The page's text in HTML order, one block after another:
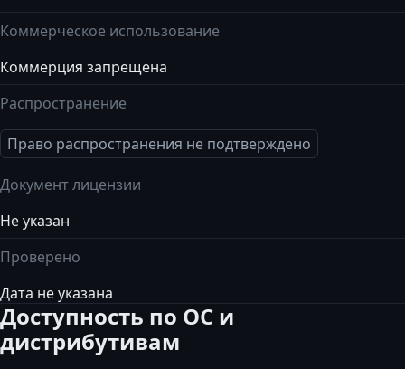
Коммерческое использование
Коммерция запрещена
Распространение
Право распространения не подтверждено
Документ лицензии
Не указан
Проверено
Дата не указана
Доступность по ОС и
дистрибутивам